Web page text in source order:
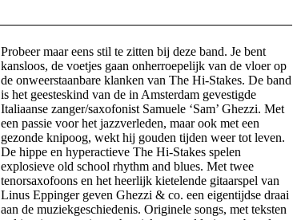
Probeer maar eens stil te zitten bij deze band. Je bent
kansloos, de voetjes gaan onherroepelijk van de vloer op
de onweerstaanbare klanken van The Hi-Stakes. De band
is het geesteskind van de in Amsterdam gevestigde
Italiaanse zanger/saxofonist Samuele ‘Sam’ Ghezzi. Met
een passie voor het jazzverleden, maar ook met een
gezonde knipoog, wekt hij gouden tijden weer tot leven.
De hippe en hyperactieve The Hi-Stakes spelen
explosieve old school rhythm and blues. Met twee
tenorsaxofoons en het heerlijk kietelende gitaarspel van
Linus Eppinger geven Ghezzi & co. een eigentijdse draai
aan de muziekgeschiedenis. Originele songs, met teksten